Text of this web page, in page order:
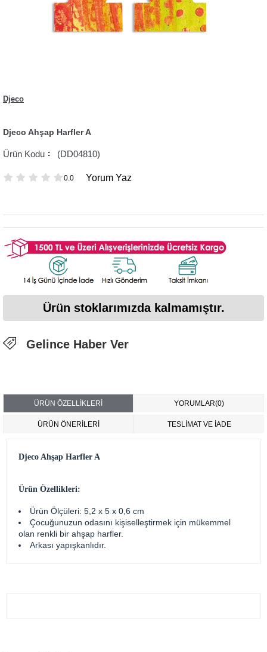
Djeco
Djeco Ahşap Harfler A
(DD04810)
0.0 Yorum Yaz
Ürün stoklarımızda kalmamıştır.
Gelince Haber Ver
ÜRÜN ÖZELLIKLERI YORUMLAR(0)
ÜRÜN ÖNERILERI TESLİMAT VE İADE
Djeco Ahşap Harfler A
Ürün Özellikleri:
Ürün Ölçüleri: 5,2 x 5 x 0,6 cm
Çocuğunuzun odasını kişiselleştirmek için mükemmel
olan renkli bir ahşap harfler.
Arkası yapışkanlıdır.